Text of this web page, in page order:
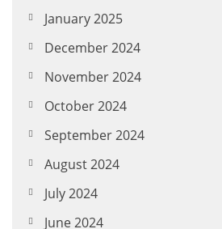
January 2025
December 2024
November 2024
October 2024
September 2024
August 2024
July 2024
June 2024